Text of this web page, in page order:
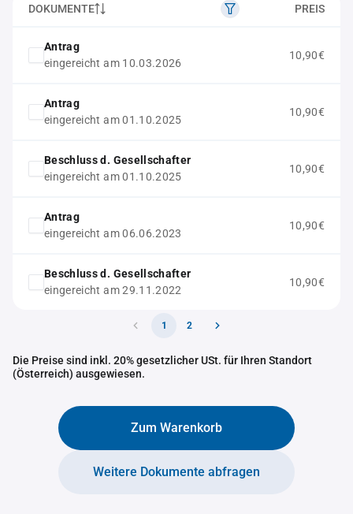
DOKUMENTE PREIS
Antrag
eingereicht am 10.03.2026
10,90€
Antrag
eingereicht am 01.10.2025
10,90€
Beschluss d. Gesellschafter
eingereicht am 01.10.2025
10,90€
Antrag
eingereicht am 06.06.2023
10,90€
Beschluss d. Gesellschafter
eingereicht am 29.11.2022
10,90€
1 2
Die Preise sind inkl. 20% gesetzlicher USt. für Ihren Standort
(Österreich) ausgewiesen.
Zum Warenkorb
Weitere Dokumente abfragen